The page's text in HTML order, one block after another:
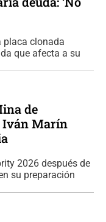
placa clonada
que afecta a su
de
Iván Marín
2026 después de
su preparación